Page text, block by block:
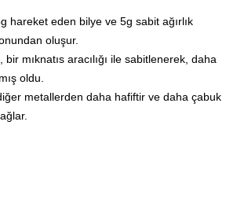
hareket eden bilye ve 5g sabit ağırlık
oluşur.
mıknatıs aracılığı ile sabitlenerek, daha
oldu.
metallerden daha hafiftir ve daha çabuk